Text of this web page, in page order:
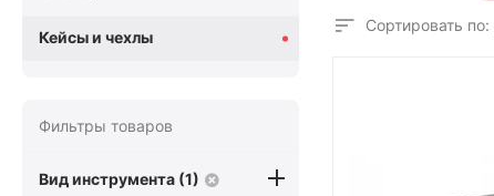
Сортировать по:
Кейсы и чехлы
Фильтры товаров
Вид инструмента (1)